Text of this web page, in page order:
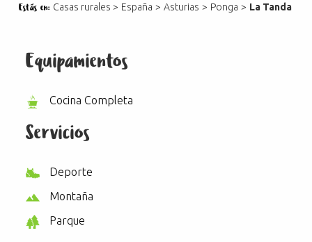
Estás en: Casas rurales > España > Asturias > Ponga > La Tanda
Equipamientos
Cocina Completa
Servicios
Deporte
Montaña
Parque